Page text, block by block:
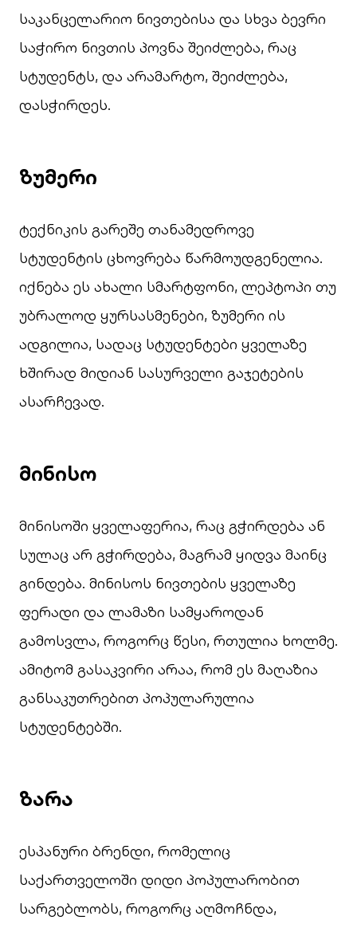
საკანცელარიო ნივთებისა და სხვა ბევრი
საჭირო ნივთის პოვნა შეიძლება, რაც
სტუდენტს, და არამარტო, შეიძლება,
დასჭირდეს.
ზუმერი
ტექნიკის გარეშე თანამედროვე
სტუდენტის ცხოვრება წარმოუდგენელია.
იქნება ეს ახალი სმარტფონი, ლეპტოპი თუ
უბრალოდ ყურსასმენები, ზუმერი ის
ადგილია, სადაც სტუდენტები ყველაზე
ხშირად მიდიან სასურველი გაჯეტების
ასარჩევად.
მინისო
მინისოში ყველაფერია, რაც გჭირდება ან
სულაც არ გჭირდება, მაგრამ ყიდვა მაინც
გინდება. მინისოს ნივთების ყველაზე
ფერადი და ლამაზი სამყაროდან
გამოსვლა, როგორც წესი, რთულია ხოლმე.
ამიტომ გასაკვირი არაა, რომ ეს მაღაზია
განსაკუთრებით პოპულარულია
სტუდენტებში.
ზარა
ესპანური ბრენდი, რომელიც
საქართველოში დიდი პოპულარობით
სარგებლობს, როგორც აღმოჩნდა,